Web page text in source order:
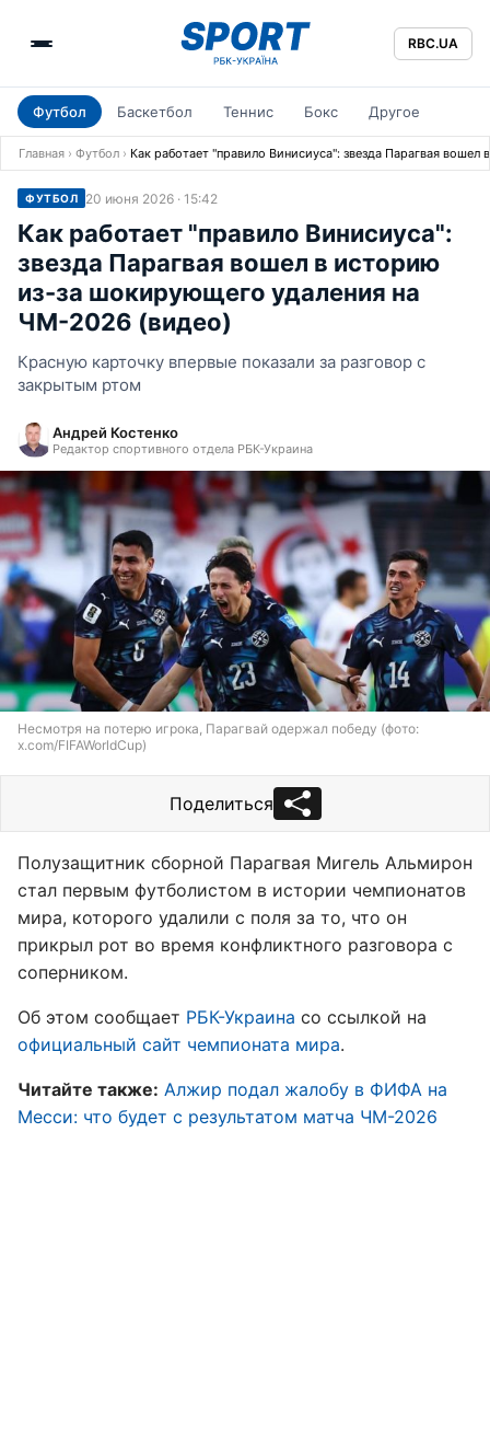
RBC.UA
Футбол Баскетбол Теннис Бокс Другое
Главная › Футбол › Как работает "правило Винисиуса": звезда Парагвая
ФУТБОЛ 20 июня 2026 · 15:42
Как работает "правило Винисиуса":
звезда Парагвая вошел в историю
из-за шокирующего удаления на
ЧМ-2026 (видео)
Красную карточку впервые показали за разговор с
закрытым ртом
Андрей Костенко
Редактор спортивного отдела РБК-Украина
Несмотря на потерю игрока, Парагвай одержал победу (фото:
x.com/FIFAWorldCup)
Поделиться
Полузащитник сборной Парагвая Мигель Альмирон
стал первым футболистом в истории чемпионатов
мира, которого удалили с поля за то, что он
прикрыл рот во время конфликтного разговора с
соперником.
Об этом сообщает РБК-Украина со ссылкой на
официальный сайт чемпионата мира.
Читайте также: Алжир подал жалобу в ФИФА на
Месси: что будет с результатом матча ЧМ-2026